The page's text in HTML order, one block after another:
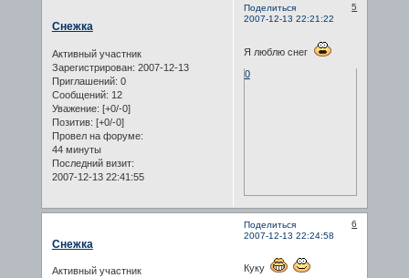
Поделиться
5
2007-12-13 22:21:22
Снежка
Активный участник
Зарегистрирован: 2007-12-13
Приглашений: 0
Сообщений: 12
Уважение: [+0/-0]
Позитив: [+0/-0]
Провел на форуме:
44 минуты
Последний визит:
2007-12-13 22:41:55
Я люблю снег
0
Поделиться
6
2007-12-13 22:24:58
Снежка
Активный участник
Куку